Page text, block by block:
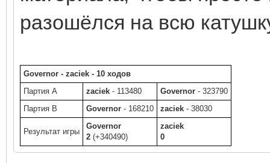
разошёлся на всю
Governor - zaciek - 10 ходов
Партия A
zaciek - 113480 Governor - 323790
Партия B
Governor - 168210 zaciek - 38030
Результат игры
Governor
2 (+340490)
zaciek
0